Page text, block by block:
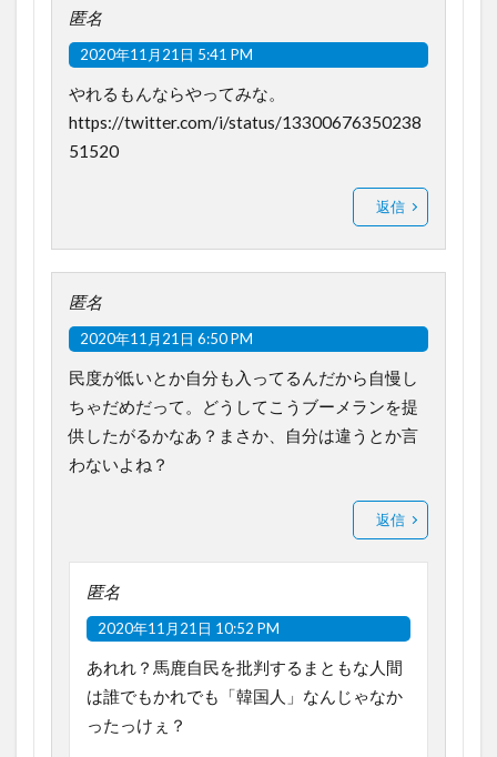
匿名
2020年11月21日 5:41 PM
やれるもんならやってみな。
https://twitter.com/i/status/13300676350238
51520
返信
匿名
2020年11月21日 6:50 PM
民度が低いとか自分も入ってるんだから自慢し
ちゃだめだって。どうしてこうブーメランを提
供したがるかなあ？まさか、自分は違うとか言
わないよね？
返信
匿名
2020年11月21日 10:52 PM
あれれ？馬鹿自民を批判するまともな人間
は誰でもかれでも「韓国人」なんじゃなか
ったっけぇ？